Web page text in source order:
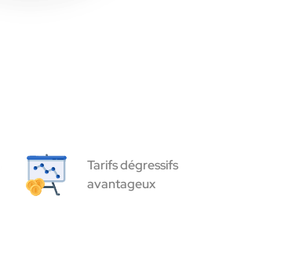
Tarifs dégressifs
avantageux